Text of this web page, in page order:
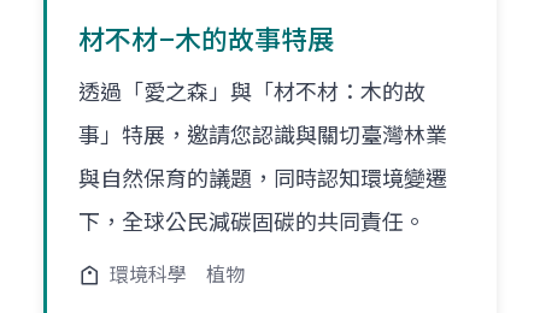
材不材–木的故事特展
透過「愛之森」與「材不材：木的故
事」特展，邀請您認識與關切臺灣林業
與自然保育的議題，同時認知環境變遷
下，全球公民減碳固碳的共同責任。
環境科學 植物